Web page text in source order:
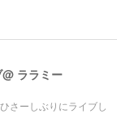
ララミー
さーしぶりにライブし